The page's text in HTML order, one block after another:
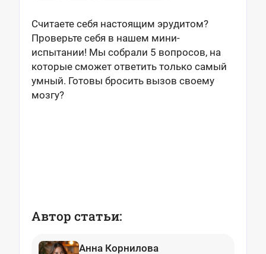
Считаете себя настоящим эрудитом?
Проверьте себя в нашем мини-
испытании! Мы собрали 5 вопросов, на
которые сможет ответить только самый
умный. Готовы бросить вызов своему
мозгу?
Автор статьи:
Анна Корнилова